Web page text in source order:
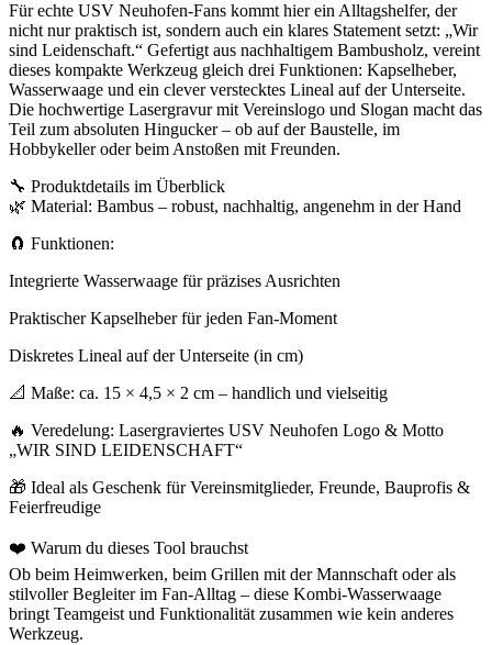
Für echte USV Neuhofen-Fans kommt hier ein Alltagshelfer, der
nicht nur praktisch ist, sondern auch ein klares Statement setzt: „Wir
sind Leidenschaft.“ Gefertigt aus nachhaltigem Bambusholz, vereint
dieses kompakte Werkzeug gleich drei Funktionen: Kapselheber,
Wasserwaage und ein clever verstecktes Lineal auf der Unterseite.
Die hochwertige Lasergravur mit Vereinslogo und Slogan macht das
Teil zum absoluten Hingucker – ob auf der Baustelle, im
Hobbykeller oder beim Anstoßen mit Freunden.
🔧 Produktdetails im Überblick
🌿 Material: Bambus – robust, nachhaltig, angenehm in der Hand
🧲 Funktionen:
Integrierte Wasserwaage für präzises Ausrichten
Praktischer Kapselheber für jeden Fan-Moment
Diskretes Lineal auf der Unterseite (in cm)
📐 Maße: ca. 15 × 4,5 × 2 cm – handlich und vielseitig
🔥 Veredelung: Lasergraviertes USV Neuhofen Logo & Motto
„WIR SIND LEIDENSCHAFT“
🎁 Ideal als Geschenk für Vereinsmitglieder, Freunde, Bauprofis &
Feierfreudige
❤️ Warum du dieses Tool brauchst
Ob beim Heimwerken, beim Grillen mit der Mannschaft oder als
stilvoller Begleiter im Fan-Alltag – diese Kombi-Wasserwaage
bringt Teamgeist und Funktionalität zusammen wie kein anderes
Werkzeug.